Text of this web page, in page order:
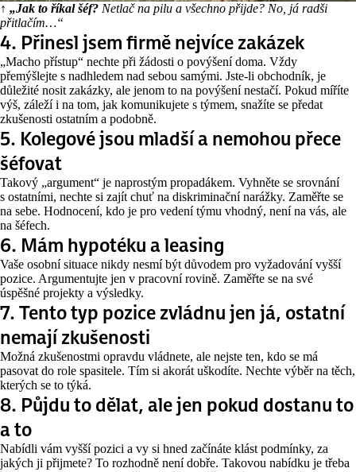
↑ „Jak to říkal šéf? Netlač na pilu a všechno přijde? No, já radši
přitlačím…“
4. Přinesl jsem firmě nejvíce zakázek
„Macho přístup“ nechte při žádosti o povýšení doma. Vždy
přemýšlejte s nadhledem nad sebou samými. Jste-li obchodník, je
důležité nosit zakázky, ale jenom to na povýšení nestačí. Pokud míříte
výš, záleží i na tom, jak komunikujete s týmem, snažíte se předat
zkušenosti ostatním a podobně.
5. Kolegové jsou mladší a nemohou přece
šéfovat
Takový „argument“ je naprostým propadákem. Vyhněte se srovnání
s ostatními, nechte si zajít chuť na diskriminační narážky. Zaměřte se
na sebe. Hodnocení, kdo je pro vedení týmu vhodný, není na vás, ale
na šéfech.
6. Mám hypotéku a leasing
Vaše osobní situace nikdy nesmí být důvodem pro vyžadování vyšší
pozice. Argumentujte jen v pracovní rovině. Zaměřte se na své
úspěšné projekty a výsledky.
7. Tento typ pozice zvládnu jen já, ostatní
nemají zkušenosti
Možná zkušenostmi opravdu vládnete, ale nejste ten, kdo se má
pasovat do role spasitele. Tím si akorát uškodíte. Nechte výběr na těch,
kterých se to týká.
8. Půjdu to dělat, ale jen pokud dostanu to
a to
Nabídli vám vyšší pozici a vy si hned začínáte klást podmínky, za
jakých ji přijmete? To rozhodně není dobře. Takovou nabídku je třeba